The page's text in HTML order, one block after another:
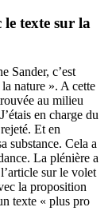
texte sur la
Sander, c’est
nature ». A cette
au milieu
en charge du
Et en
substance. Cela a
La plénière a
sur le volet
la proposition
texte « plus pro